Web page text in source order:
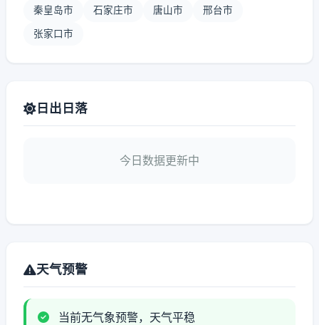
秦皇岛市 石家庄市 唐山市 邢台市
张家口市
日出日落
今日数据更新中
天气预警
当前无气象预警，天气平稳